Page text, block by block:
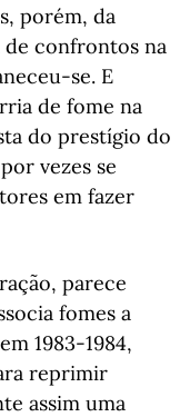
porém, da
confrontos na
se. E
de fome na
do prestígio do
vezes se
em fazer
parece
fomes a
1983-1984,
reprimir
assim uma